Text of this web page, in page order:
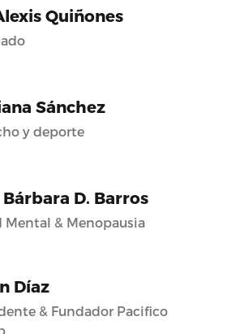
Quiñones
Sánchez
y deporte
Bárbara D. Barros
Mental & Menopausia
Díaz
& Fundador Pacifico